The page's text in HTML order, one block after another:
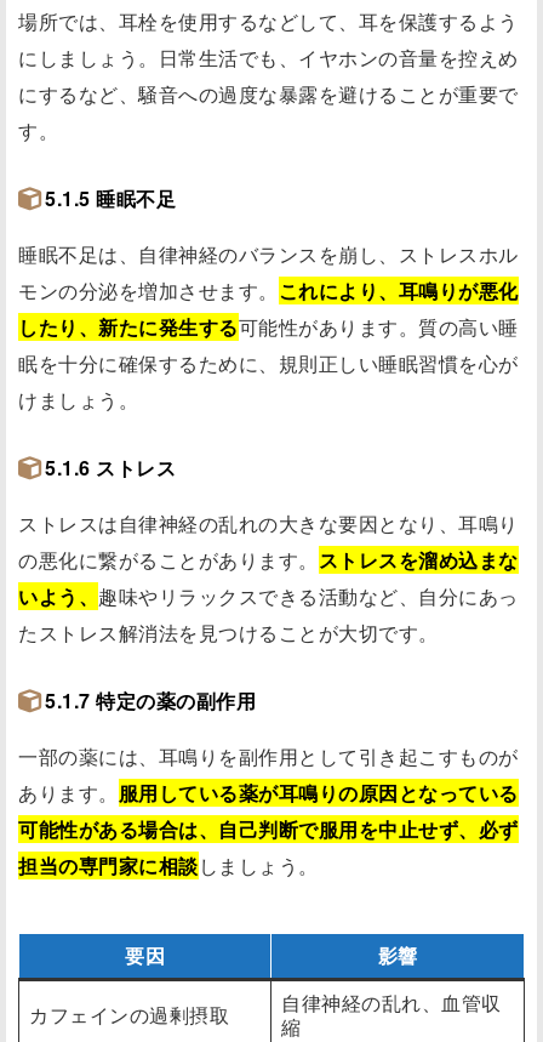
場所では、耳栓を使用するなどして、耳を保護するよう
にしましょう。日常生活でも、イヤホンの音量を控えめ
にするなど、騒音への過度な暴露を避けることが重要で
す。
5.1.5 睡眠不足
睡眠不足は、自律神経のバランスを崩し、ストレスホル
モンの分泌を増加させます。 これにより、耳鳴りが悪化
したり、新たに発生する可能性があります。質の高い睡
眠を十分に確保するために、規則正しい睡眠習慣を心が
けましょう。
5.1.6 ストレス
ストレスは自律神経の乱れの大きな要因となり、耳鳴り
の悪化に繋がることがあります。 ストレスを溜め込まな
いよう、 趣味やリラックスできる活動など、自分にあっ
たストレス解消法を見つけることが大切です。
5.1.7 特定の薬の副作用
一部の薬には、耳鳴りを副作用として引き起こすものが
あります。 服用している薬が耳鳴りの原因となっている
可能性がある場合は、自己判断で服用を中止せず、必ず
担当の専門家に相談しましょう。
要因 影響
カフェインの過剰摂取
自律神経の乱れ、血管収
縮